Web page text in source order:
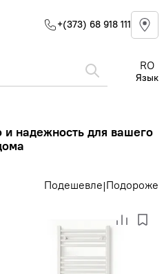
+(373) 68 918 111
RO
Язык
и надежность для вашего
Подешевле|Подороже